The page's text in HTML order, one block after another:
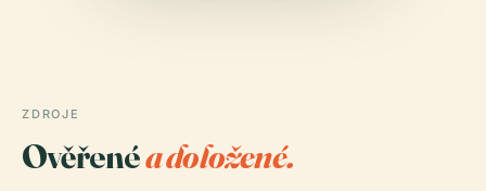
ZDROJE
Ověřenéa doložené.